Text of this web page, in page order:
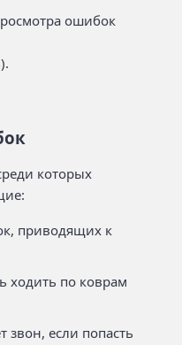
ошибок
которых
приводящих к
ходить по коврам
звон, если попасть